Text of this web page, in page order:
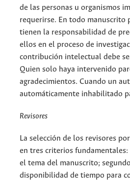
de las personas u organismos
requerirse. En todo manuscrito
tienen la responsabilidad de
ellos en el proceso de
contribución intelectual debe
Quien solo haya intervenido
agradecimientos. Cuando un
automáticamente inhabilitado
Revisores
La selección de los revisores
en tres criterios
el tema del manuscrito;
disponibilidad de tiempo para